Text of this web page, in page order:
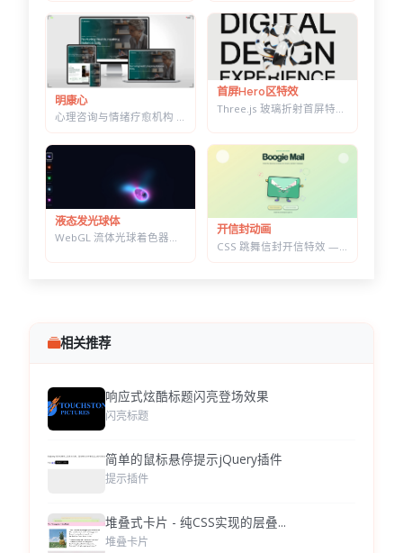
明康心
心理咨询与情绪疗愈机构 HTML 建站模板 | 个体咨询/家庭治疗/正念课程网站专用
首屏Hero区特效
液态发光球体
WebGL 流体光球着色器特效 — 七套预设配色，参数实时可调的液态发光球
开信封动画
相关推荐
响应式炫酷标题闪亮登场效果
闪亮标题
简单的鼠标悬停提示jQuery插件
提示插件
堆叠式卡片 - 纯CSS实现的层叠...
堆叠卡片